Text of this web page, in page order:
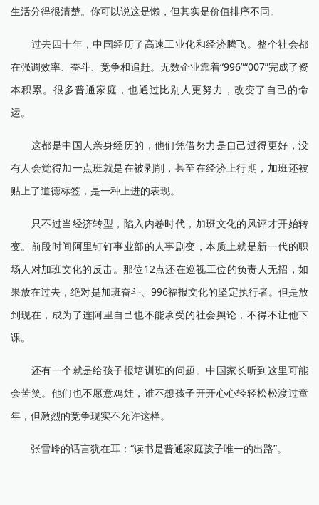
生活分得很清楚。你可以说这是懒，但其实是价值排序不同。
过去四十年，中国经历了高速工业化和经济腾飞。整个社会都
在强调效率、奋斗、竞争和追赶。无数企业靠着“996”“007”完成了资
本积累。很多普通家庭，也通过比别人更努力，改变了自己的命
运。
这都是中国人亲身经历的，他们凭借努力是自己过得更好，没
有人会觉得加一点班就是在被剥削，甚至在经济上行期，加班还被
贴上了道德标签，是一种上进的表现。
只不过当经济转型，陷入内卷时代，加班文化的风评才开始转
变。前段时间阿里钉钉事业部的人事剧变，本质上就是新一代的职
场人对加班文化的反击。那位12点还在巡视工位的负责人无招，如
果放在过去，绝对是加班奋斗、996福报文化的坚定执行者。但是放
到现在，成为了连阿里自己也不能承受的社会舆论，不得不让他下
课。
还有一个就是给孩子报培训班的问题。中国家长听到这里可能
会苦笑。他们也不愿意鸡娃，谁不想孩子开开心心轻轻松松渡过童
年，但激烈的竞争现实不允许这样。
张雪峰的话言犹在耳：“读书是普通家庭孩子唯一的出路”。